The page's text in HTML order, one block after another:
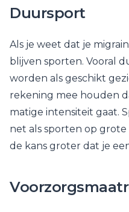
Duursport
Als je weet dat je
blijven sporten. Vooral
worden als geschikt
rekening mee houden
matige intensiteit gaat.
net als sporten op
de kans groter dat je